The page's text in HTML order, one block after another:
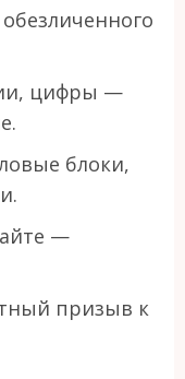
цифры —
блоки,
—
призыв к